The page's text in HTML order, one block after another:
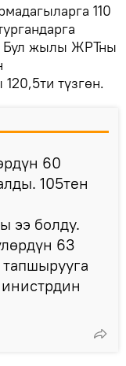
110
Бул жылы ЖРТны
түзгөн.
60
105тен
ээ болду.
63